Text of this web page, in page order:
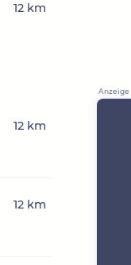
12 km
12 km
12 km